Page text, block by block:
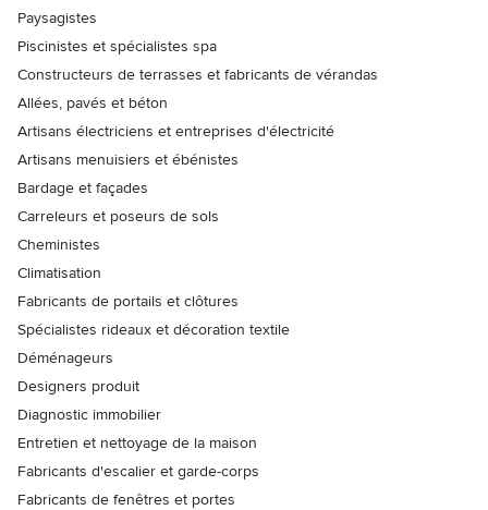
Paysagistes
Piscinistes et spécialistes spa
Constructeurs de terrasses et fabricants de vérandas
Allées, pavés et béton
Artisans électriciens et entreprises d'électricité
Artisans menuisiers et ébénistes
Bardage et façades
Carreleurs et poseurs de sols
Cheministes
Climatisation
Fabricants de portails et clôtures
Spécialistes rideaux et décoration textile
Déménageurs
Designers produit
Diagnostic immobilier
Entretien et nettoyage de la maison
Fabricants d'escalier et garde-corps
Fabricants de fenêtres et portes